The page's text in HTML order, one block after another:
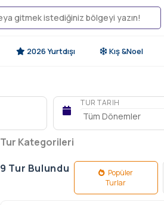
2026 Yurtdışı Kış &Noel
TUR TARIH
Tur Kategorileri
9 Tur Bulundu
Popüler
Turlar